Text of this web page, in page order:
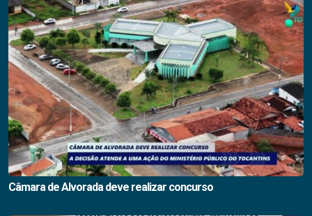
Câmara de Alvorada deve realizar concurso